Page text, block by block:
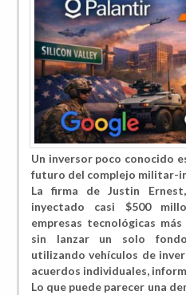
Un inversor poco conocido
futuro del complejo militar-
La firma de Justin
inyectado casi $500
empresas tecnológicas
sin lanzar un solo
utilizando vehículos de
acuerdos individuales,
Lo que puede parecer una